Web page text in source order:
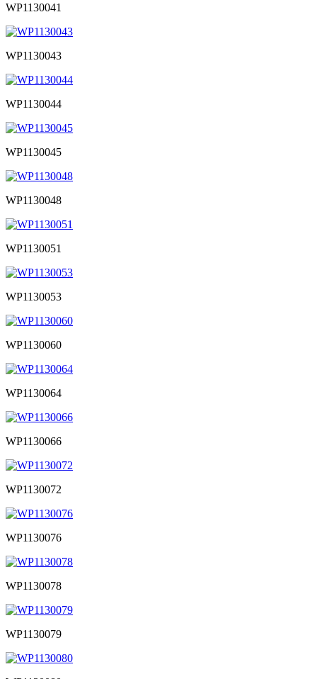
WP1130041
WP1130043
WP1130044
WP1130045
WP1130048
WP1130051
WP1130053
WP1130060
WP1130064
WP1130066
WP1130072
WP1130076
WP1130078
WP1130079